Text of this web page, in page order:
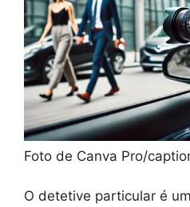
Foto de Canva Pro/
O detetive particular é